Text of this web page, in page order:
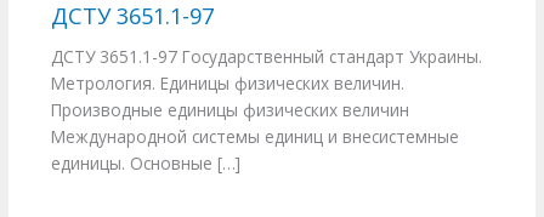
ДСТУ 3651.1-97
ДСТУ 3651.1-97 Государственный стандарт Украины.
Метрология. Единицы физических величин.
Производные единицы физических величин
Международной системы единиц и внесистемные
единицы. Основные […]